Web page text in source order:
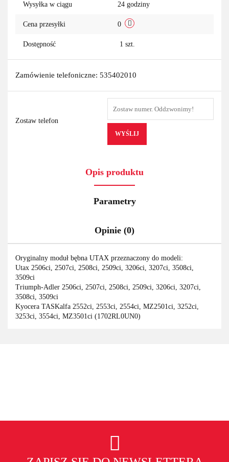
Wysyłka w ciągu 24 godziny
Cena przesyłki 0
Dostępność 1 szt.
Zamówienie telefoniczne: 535402010
Zostaw telefon
WYŚLIJ
Opis produktu
Parametry
Opinie (0)
Oryginalny moduł bębna UTAX przeznaczony do modeli:
Utax 2506ci, 2507ci, 2508ci, 2509ci, 3206ci, 3207ci, 3508ci,
3509ci
Triumph-Adler 2506ci, 2507ci, 2508ci, 2509ci, 3206ci, 3207ci,
3508ci, 3509ci
Kyocera TASKalfa 2552ci, 2553ci, 2554ci, MZ2501ci, 3252ci,
3253ci, 3554ci, MZ3501ci (1702RL0UN0)